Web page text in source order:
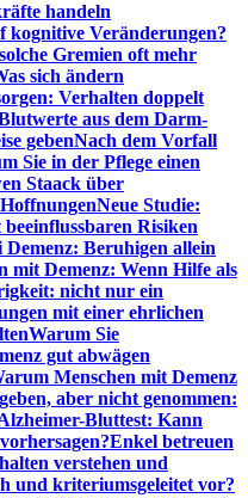
handeln
kognitive Veränderungen?
Gremien oft mehr
sich ändern
Verhalten doppelt
aus dem Darm-
gebenNach dem Vorfall
Sie in der Pflege einen
Staack über
Neue Studie:
Risiken
Beruhigen allein
mit Demenz: Wenn Hilfe als
nicht nur ein
mit einer ehrlichen
Warum Sie
gut abwägen
Menschen mit Demenz
aber nicht genommen:
Bluttest: Kann
Enkel betreuen
verstehen und
und kriteriumsgeleitet vor?